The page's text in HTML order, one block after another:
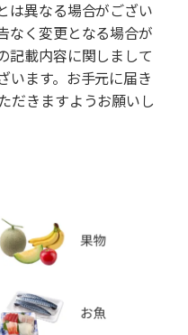
は異なる場合がござい
なく変更となる場合が
記載内容に関しまして
います。お手元に届き
だきますようお願いし